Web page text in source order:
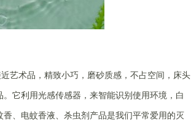
艺术品，精致小巧，磨砂质感，不占空间，床头
它利用光感传感器，来智能识别使用环境，白
、电蚊香液、杀虫剂产品是我们平常爱用的灭